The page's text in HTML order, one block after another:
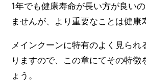
1年でも健康寿命が長い方が良い
ませんが、より重要なことは健康
メインクーンに特有のよく見られ
りますので、この章にてその特徴
ょう。